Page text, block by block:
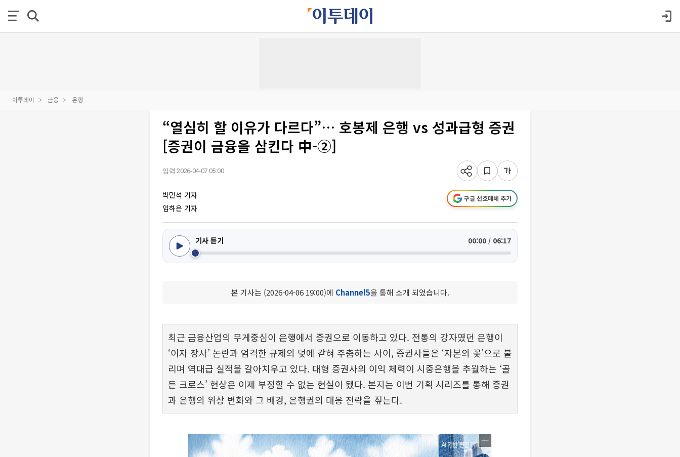
이투데이 금융 은행
“열심히 할 이유가 다르다”… 호봉제 은행 vs 성과급형 증권
[증권이 금융을 삼킨다 中-②]
입력 2026-04-07 05:00
박민석 기자
임하은 기자
구글 선호매체 추가
기사 듣기 00:00 / 06:17
본 기사는 (2026-04-06 19:00)에 Channel5을 통해 소개 되었습니다.
최근 금융산업의 무게중심이 은행에서 증권으로 이동하고 있다. 전통의 강자였던 은행이
‘이자 장사’ 논란과 엄격한 규제의 덫에 갇혀 주춤하는 사이, 증권사들은 ‘자본의 꽃’으로 불
리며 역대급 실적을 갈아치우고 있다. 대형 증권사의 이익 체력이 시중은행을 추월하는 ‘골
든 크로스’ 현상은 이제 부정할 수 없는 현실이 됐다. 본지는 이번 기획 시리즈를 통해 증권
과 은행의 위상 변화와 그 배경, 은행권의 대응 전략을 짚는다.